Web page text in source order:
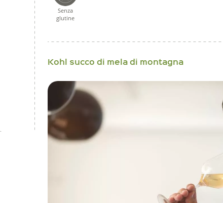
Senza
glutine
Kohl succo di mela di montagna